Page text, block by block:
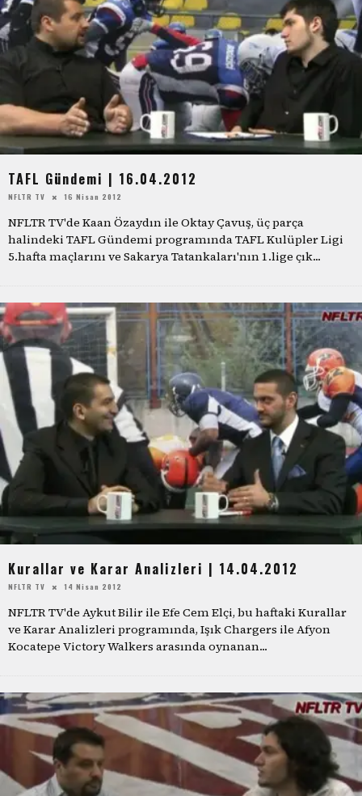
TAFL Gündemi | 16.04.2012
NFLTR TV 16 Nisan 2012
NFLTR TV'de Kaan Özaydın ile Oktay Çavuş, üç parça
halindeki TAFL Gündemi programında TAFL Kulüpler Ligi
5.hafta maçlarını ve Sakarya Tatankaları'nın 1.lige çık...
Kurallar ve Karar Analizleri | 14.04.2012
NFLTR TV 14 Nisan 2012
NFLTR TV'de Aykut Bilir ile Efe Cem Elçi, bu haftaki Kurallar
ve Karar Analizleri programında, Işık Chargers ile Afyon
Kocatepe Victory Walkers arasında oynanan...